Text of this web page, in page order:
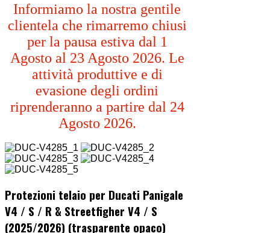
Informiamo la nostra gentile
clientela che rimarremo chiusi
per la pausa estiva dal 1
Agosto al 23 Agosto 2026. Le
attività produttive e di
evasione degli ordini
riprenderanno a partire dal 24
Agosto 2026.
Protezioni telaio per Ducati Panigale
V4 / S / R & Streetfigher V4 / S
(2025/2026) (trasparente opaco)